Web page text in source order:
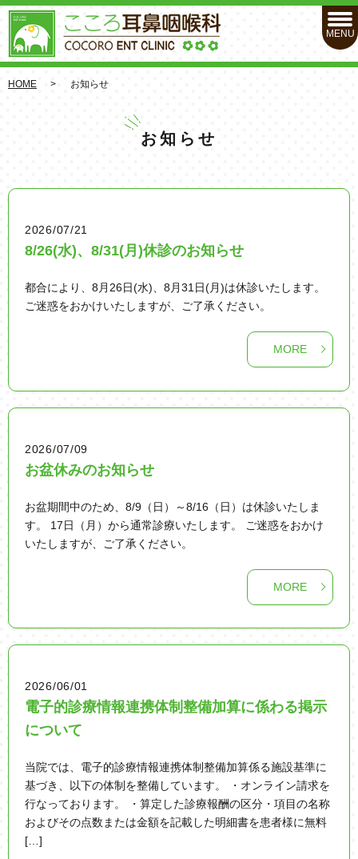
MENU
HOME お知らせ
お知らせ
2026/07/21
8/26(水)、8/31(月)休診のお知らせ
都合により、8月26日(水)、8月31日(月)は休診いたします。
ご迷惑をおかけいたしますが、ご了承ください。
MORE
2026/07/09
お盆休みのお知らせ
お盆期間中のため、8/9（日）～8/16（日）は休診いたしま
す。 17日（月）から通常診療いたします。 ご迷惑をおかけ
いたしますが、ご了承ください。
MORE
2026/06/01
電子的診療情報連携体制整備加算に係わる掲示
について
当院では、電子的診療情報連携体制整備加算係る施設基準に
基づき、以下の体制を整備しています。 ・オンライン請求を
行なっております。 ・算定した診療報酬の区分・項目の名称
およびその点数または金額を記載した明細書を患者様に無料
[…]